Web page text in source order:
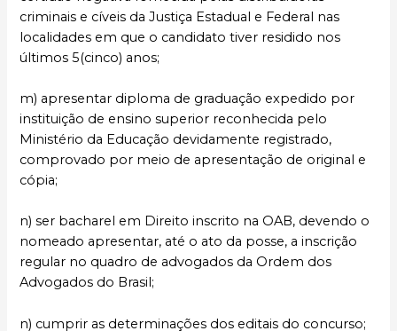
criminais e cíveis da Justiça Estadual e Federal nas
localidades em que o candidato tiver residido nos
últimos 5(cinco) anos;
m) apresentar diploma de graduação expedido por
instituição de ensino superior reconhecida pelo
Ministério da Educação devidamente registrado,
comprovado por meio de apresentação de original e
cópia;
n) ser bacharel em Direito inscrito na OAB, devendo o
nomeado apresentar, até o ato da posse, a inscrição
regular no quadro de advogados da Ordem dos
Advogados do Brasil;
n) cumprir as determinações dos editais do concurso;